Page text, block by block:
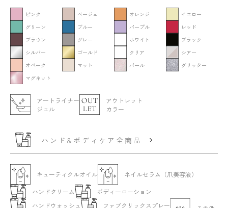
ピンク ベージュ オレンジ
イエロー
グリーン
ブルー パープル
レッド
ブラウン
グレー ホワイト
ブラック
シルバー
ゴールド クリア
シアー
オペーク
マット パール
グリッター
マグネット
アートライナー
ジェル
アウトレット
カラー
ハンド&ボディケア全商品
キューティクルオイル
ネイルセラム（爪美容液）
ハンドクリーム
ボディーローション
ハンドウォッシュ
ファブクリックスプレー